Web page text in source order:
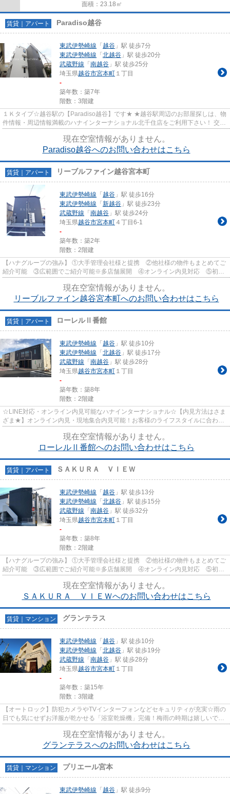
面積：23.18㎡
賃貸｜アパート Paradiso越谷
東武伊勢崎線 「 越谷 」駅 徒歩7分
東武伊勢崎線 「 北越谷 」駅 徒歩20分
武蔵野線 「 南越谷 」駅 徒歩25分
埼玉県越谷市宮本町 １丁目
-
築年数：築7年
階数：3階建
１Ｋタイプ☆越谷駅の【Paradiso越谷】です★ ★越谷駅周辺のお部屋探しは、物
件情報・周辺情報満載のハナインターナショナル北千住店をご利用下さい！ 交
現在空室情報がありません。
Paradiso越谷へのお問い合わせはこちら
賃貸｜アパート リーブルファイン越谷宮本町
東武伊勢崎線 「 越谷 」駅 徒歩16分
東武伊勢崎線 「 新越谷 」駅 徒歩23分
武蔵野線 「 南越谷 」駅 徒歩24分
埼玉県越谷市宮本町 ４丁目6-1
-
築年数：築2年
階数：2階建
【ハナグループの強み】 ①大手管理会社様と提携 ②他社様の物件もまとめてご
紹介可能 ③広範囲でご紹介可能※多店舗展開 ④オンライン内見対応 ⑤初期
現在空室情報がありません。
リーブルファイン越谷宮本町へのお問い合わせはこちら
賃貸｜アパート ローレルⅡ番館
東武伊勢崎線 「 越谷 」駅 徒歩10分
東武伊勢崎線 「 北越谷 」駅 徒歩17分
武蔵野線 「 南越谷 」駅 徒歩28分
埼玉県越谷市宮本町 １丁目
-
築年数：築8年
階数：2階建
☆LINE対応・オンライン内見可能なハナインターナショナル☆【内見方法はさま
ざま★】オンライン内見・現地集合内見可能！お客様のライフスタイルに合わせ
現在空室情報がありません。
ローレルⅡ番館へのお問い合わせはこちら
賃貸｜アパート ＳＡＫＵＲＡ ＶＩＥＷ
東武伊勢崎線 「 越谷 」駅 徒歩13分
東武伊勢崎線 「 北越谷 」駅 徒歩15分
武蔵野線 「 南越谷 」駅 徒歩32分
埼玉県越谷市宮本町 １丁目
-
築年数：築8年
階数：2階建
【ハナグループの強み】 ①大手管理会社様と提携 ②他社様の物件もまとめてご
紹介可能 ③広範囲でご紹介可能※多店舗展開 ④オンライン内見対応 ⑤初期
現在空室情報がありません。
ＳＡＫＵＲＡ ＶＩＥＷへのお問い合わせはこちら
賃貸｜マンション グランテラス
東武伊勢崎線 「 越谷 」駅 徒歩10分
東武伊勢崎線 「 北越谷 」駅 徒歩19分
武蔵野線 「 南越谷 」駅 徒歩28分
埼玉県越谷市宮本町 １丁目
-
築年数：築15年
階数：3階建
【オートロック】防犯カメラやTVインターフォンなどセキュリティが充実☆雨の
日でも気にせずお洋服が乾かせる「浴室乾燥機」完備！梅雨の時期は嬉しいです
現在空室情報がありません。
グランテラスへのお問い合わせはこちら
賃貸｜マンション プリエール宮本
東武伊勢崎線 「 越谷 」駅 徒歩9分